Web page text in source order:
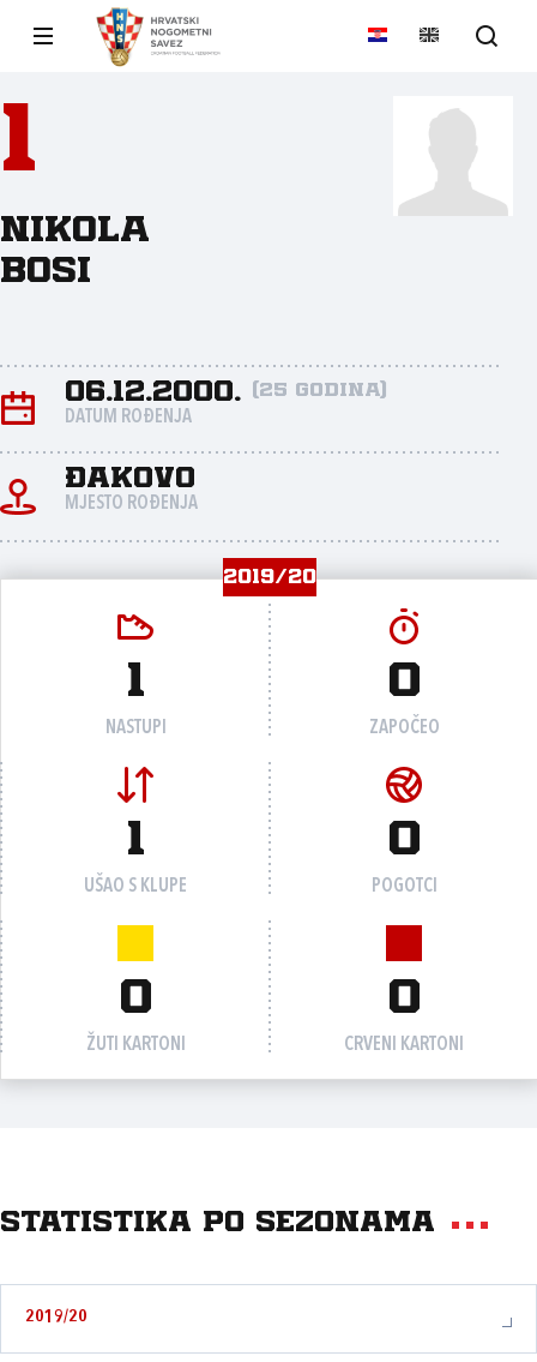
1
Nikola
Bosi
06.12.2000. (25 godina)
DATUM ROĐENJA
Đakovo
MJESTO ROĐENJA
2019/20
1
NASTUPI
0
ZAPOČEO
1
UŠAO S KLUPE
0
POGOTCI
0
ŽUTI KARTONI
0
CRVENI KARTONI
Statistika po sezonama
2019/20